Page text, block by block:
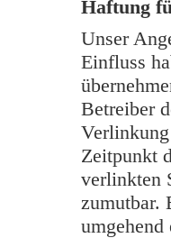
Haftung
Unser
Einfluss
Betreiber
Zeitpunkt
verlinkten
zumutbar.
umgehend